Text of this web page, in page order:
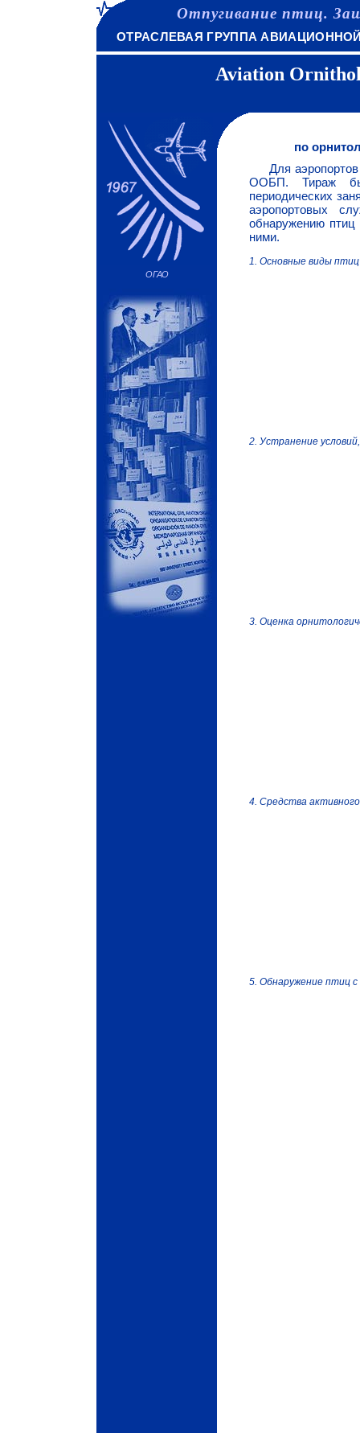
Отпугивание птиц.
ОТРАСЛЕВАЯ ГРУППА
Aviation
ОГАО
по
Для
ООБП. Тираж
периодических
аэропортовых
обнаружению
ними.
1. Основные виды
2. Устранение
3. Оценка
4. Средства
5. Обнаружение птиц